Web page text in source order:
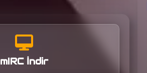
mIRC İndir